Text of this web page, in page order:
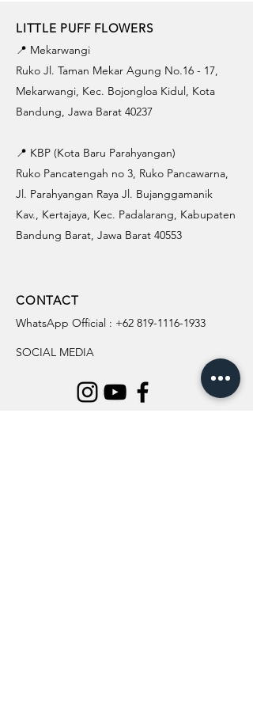
LITTLE PUFF FLOWERS
📍 Mekarwangi
Ruko Jl. Taman Mekar Agung No.16 - 17,
Mekarwangi, Kec. Bojongloa Kidul, Kota
Bandung, Jawa Barat 40237
📍 KBP (Kota Baru Parahyangan)
Ruko Pancatengah no 3, Ruko Pancawarna,
Jl. Parahyangan Raya Jl. Bujanggamanik
Kav., Kertajaya, Kec. Padalarang, Kabupaten
Bandung Barat, Jawa Barat 40553
CONTACT
WhatsApp Official : +62 819-1116-1933
SOCIAL MEDIA